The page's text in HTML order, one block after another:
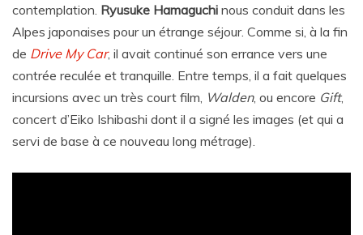
contemplation. Ryusuke Hamaguchi nous conduit dans les
Alpes japonaises pour un étrange séjour. Comme si, à la fin
de Drive My Car, il avait continué son errance vers une
contrée reculée et tranquille. Entre temps, il a fait quelques
incursions avec un très court film, Walden, ou encore Gift,
concert d’Eiko Ishibashi dont il a signé les images (et qui a
servi de base à ce nouveau long métrage).